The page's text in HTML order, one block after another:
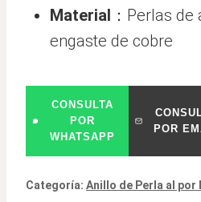
Material ：Perlas
engaste de cobre
CONSULTA
POR
WHATSAPP
POR
Categoría: Anillo de Perla al por